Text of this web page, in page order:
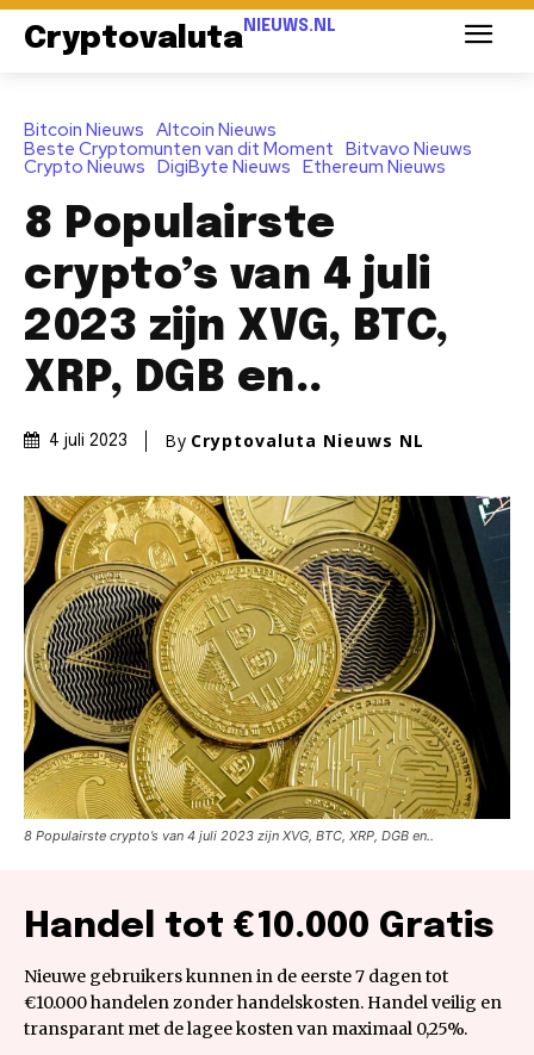
Cryptovaluta NIEUWS.NL
Bitcoin Nieuws Altcoin Nieuws
Beste Cryptomunten van dit Moment Bitvavo Nieuws
Crypto Nieuws DigiByte Nieuws Ethereum Nieuws
8 Populairste
crypto’s van 4 juli
2023 zijn XVG, BTC,
XRP, DGB en..
4 juli 2023 By Cryptovaluta Nieuws NL
8 Populairste crypto’s van 4 juli 2023 zijn XVG, BTC, XRP, DGB en..
Handel tot €10.000 Gratis
Nieuwe gebruikers kunnen in de eerste 7 dagen tot
€10.000 handelen zonder handelskosten. Handel veilig en
transparant met de lagee kosten van maximaal 0,25%.